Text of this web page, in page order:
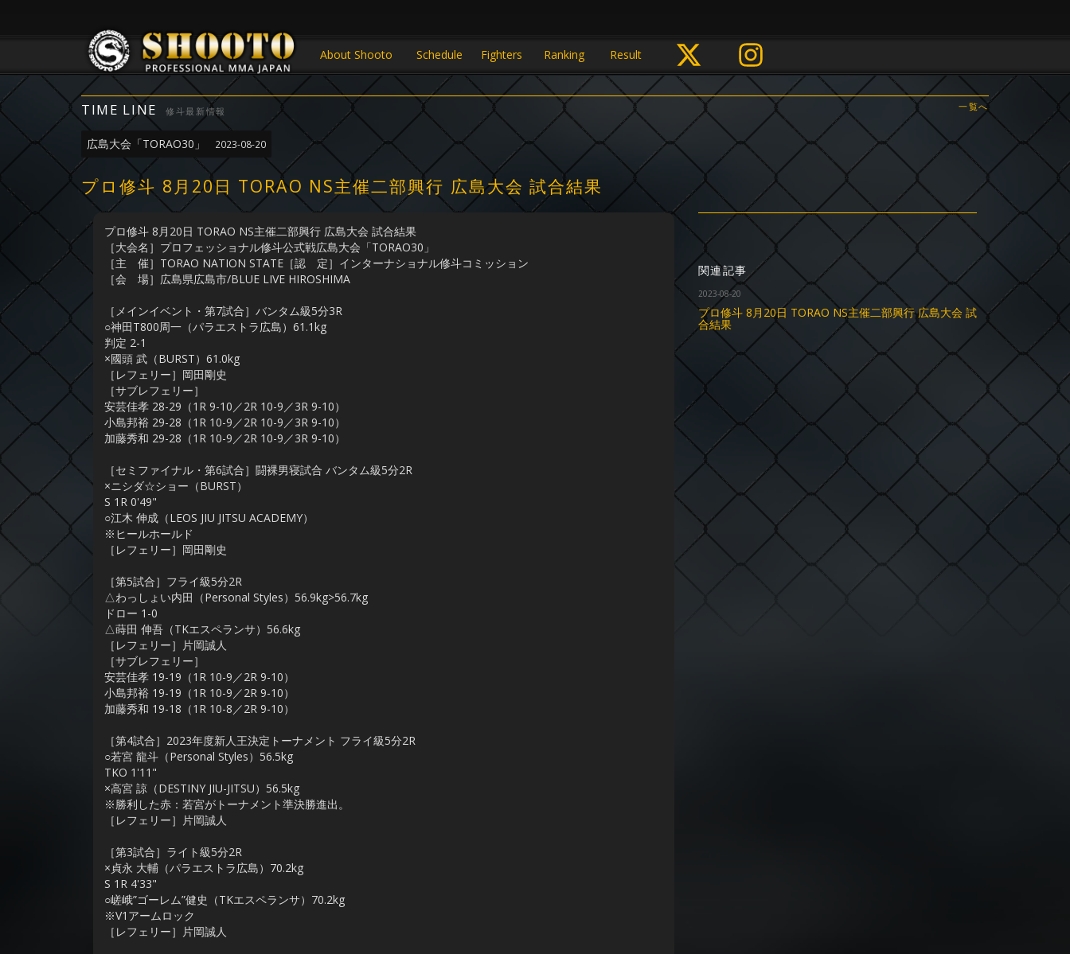
About Shooto Schedule Fighters Ranking Result
TIME LINE 修斗最新情報 一覧へ
広島大会「TORAO30」 2023-08-20
プロ修斗 8月20日 TORAO NS主催二部興行 広島大会 試合結果
プロ修斗 8月20日 TORAO NS主催二部興行 広島大会 試合結果
［大会名］プロフェッショナル修斗公式戦広島大会「TORAO30」
［主 催］TORAO NATION STATE［認 定］インターナショナル修斗コミッション
［会 場］広島県広島市/BLUE LIVE HIROSHIMA
［メインイベント・第7試合］バンタム級5分3R
○神田T800周一（パラエストラ広島）61.1kg
判定 2-1
×國頭 武（BURST）61.0kg
［レフェリー］岡田剛史
［サブレフェリー］
安芸佳孝 28-29（1R 9-10／2R 10-9／3R 9-10）
小島邦裕 29-28（1R 10-9／2R 10-9／3R 9-10）
加藤秀和 29-28（1R 10-9／2R 10-9／3R 9-10）
［セミファイナル・第6試合］闘裸男寝試合 バンタム級5分2R
×ニシダ☆ショー（BURST）
S 1R 0'49"
○江木 伸成（LEOS JIU JITSU ACADEMY）
※ヒールホールド
［レフェリー］岡田剛史
［第5試合］フライ級5分2R
△わっしょい内田（Personal Styles）56.9kg>56.7kg
ドロー 1-0
△蒔田 伸吾（TKエスペランサ）56.6kg
［レフェリー］片岡誠人
［サブレフェリー］
安芸佳孝 19-19（1R 10-9／2R 9-10）
小島邦裕 19-19（1R 10-9／2R 9-10）
加藤秀和 19-18（1R 10-8／2R 9-10）
［第4試合］2023年度新人王決定トーナメント フライ級5分2R
○若宮 龍斗（Personal Styles）56.5kg
TKO 1'11"
×高宮 諒（DESTINY JIU-JITSU）56.5kg
※勝利した赤：若宮がトーナメント準決勝進出。
［レフェリー］片岡誠人
［第3試合］ライト級5分2R
×貞永 大輔（パラエストラ広島）70.2kg
S 1R 4'33"
○嵯峨”ゴーレム”健史（TKエスペランサ）70.2kg
※V1アームロック
［レフェリー］片岡誠人
関連記事
2023-08-20
プロ修斗 8月20日 TORAO NS主催二部興行 広島大会 試
合結果